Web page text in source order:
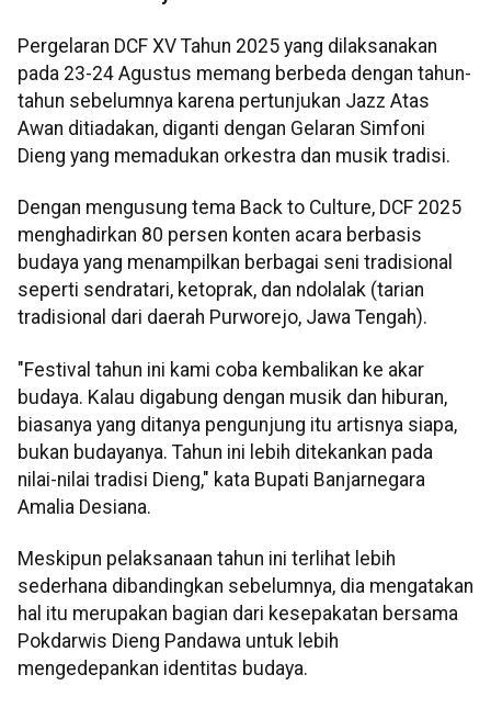
Pergelaran DCF XV Tahun 2025 yang dilaksanakan
pada 23-24 Agustus memang berbeda dengan tahun-
tahun sebelumnya karena pertunjukan Jazz Atas
Awan ditiadakan, diganti dengan Gelaran Simfoni
Dieng yang memadukan orkestra dan musik tradisi.
Dengan mengusung tema Back to Culture, DCF 2025
menghadirkan 80 persen konten acara berbasis
budaya yang menampilkan berbagai seni tradisional
seperti sendratari, ketoprak, dan ndolalak (tarian
tradisional dari daerah Purworejo, Jawa Tengah).
"Festival tahun ini kami coba kembalikan ke akar
budaya. Kalau digabung dengan musik dan hiburan,
biasanya yang ditanya pengunjung itu artisnya siapa,
bukan budayanya. Tahun ini lebih ditekankan pada
nilai-nilai tradisi Dieng," kata Bupati Banjarnegara
Amalia Desiana.
Meskipun pelaksanaan tahun ini terlihat lebih
sederhana dibandingkan sebelumnya, dia mengatakan
hal itu merupakan bagian dari kesepakatan bersama
Pokdarwis Dieng Pandawa untuk lebih
mengedepankan identitas budaya.